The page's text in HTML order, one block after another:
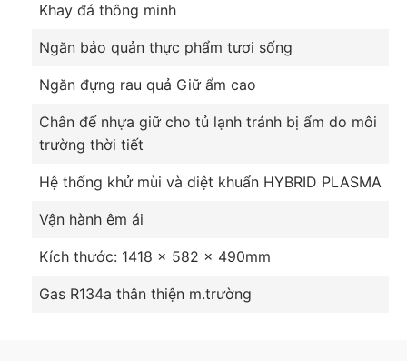
Khay đá thông minh
Ngăn bảo quản thực phẩm tươi sống
Ngăn đựng rau quả Giữ ẩm cao
Chân đế nhựa giữ cho tủ lạnh tránh bị ẩm do môi
trường thời tiết
Hệ thống khử mùi và diệt khuẩn HYBRID PLASMA
Vận hành êm ái
Kích thước: 1418 x 582 x 490mm
Gas R134a thân thiện m.trường